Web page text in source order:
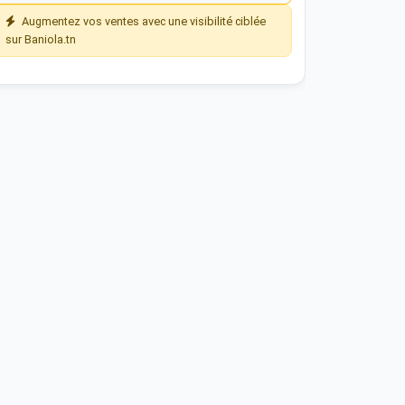
Augmentez vos ventes avec une visibilité ciblée
sur Baniola.tn